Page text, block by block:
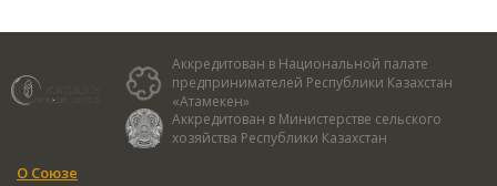
Аккредитован в Национальной палате
предпринимателей Республики Казахстан
«Атамекен»
Аккредитован в Министерстве сельского
хозяйства Республики Казахстан
О Союзе